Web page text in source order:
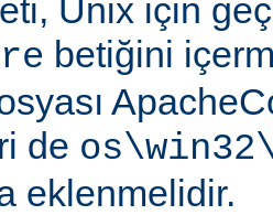
Unix için
betiğini
de
eklenmelidir.